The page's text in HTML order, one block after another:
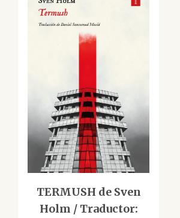
TERMUSH de Sven
Holm / Traductor: